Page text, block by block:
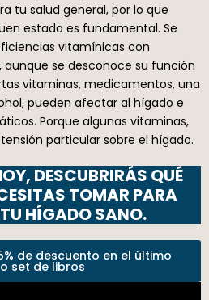
tu salud general, por lo que
estado es fundamental. Se
vitamínicas con
se desconoce su función
vitaminas, medicamentos, una
pueden afectar al hígado e
Porque algunas vitaminas,
particular sobre el hígado.
DESCUBRIRÁS QUÉ
TOMAR PARA
HÍGADO SANO.
de descuento en el último
set de libros